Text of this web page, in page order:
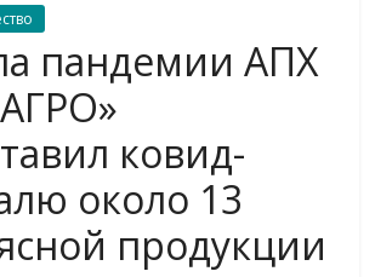
пандемии АПХ
ковид-
около 13
продукции